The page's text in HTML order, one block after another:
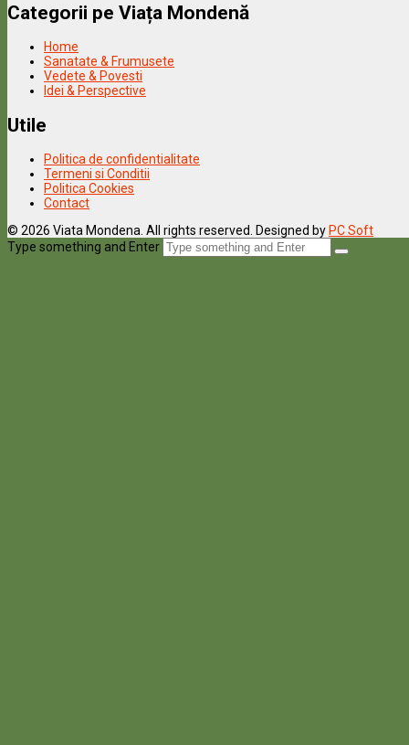
Categorii pe Viața Mondenă
Home
Sanatate & Frumusete
Vedete & Povesti
Idei & Perspective
Utile
Politica de confidentialitate
Termeni si Conditii
Politica Cookies
Contact
© 2026 Viata Mondena. All rights reserved. Designed by PC Soft
Type something and Enter